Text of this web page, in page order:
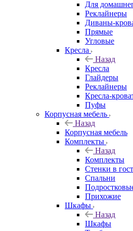
Для
Реклайнеры
Диваны-
Прямые
Угловые
Кресла
Назад
Кресла
Глайдеры
Реклайнеры
Кресла-
Пуфы
Корпусная мебель
Назад
Корпусная мебель
Комплекты
Назад
Комплекты
Стенки в
Спальни
Прихожие
Шкафы
Назад
Шкафы